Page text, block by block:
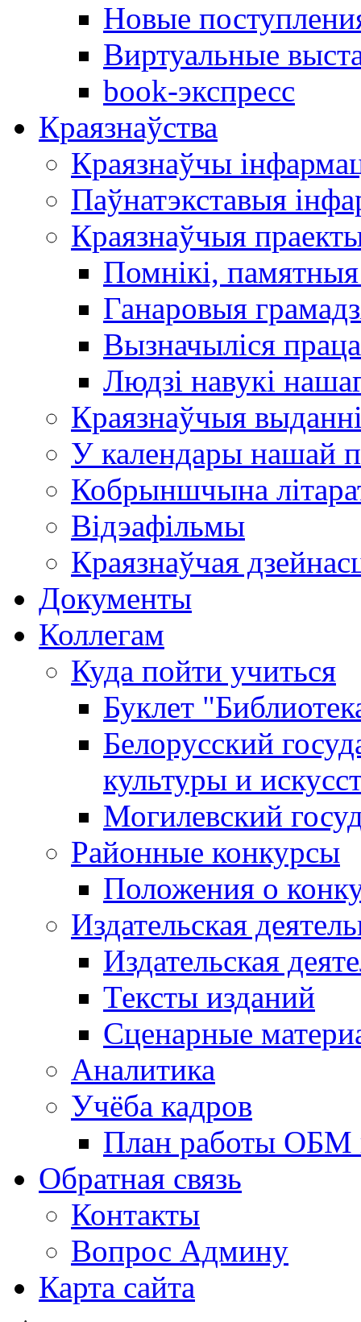
Новые
Виртуальные
book-экспресс
Краязнаўства
Краязнаўчы
Паўнатэкставыя
Краязнаўчыя
Помнікі,
Ганаровыя
Вызначыліся
Людзі навукі
Краязнаўчыя
У календары нашай
Кобрыншчына
Відэафільмы
Краязнаўчая
Документы
Коллегам
Куда пойти учиться
Буклет
Белорусский
культуры и
Могилевский
Районные конкурсы
Положения о
Издательская
Издательская
Тексты изданий
Сценарные
Аналитика
Учёба кадров
План работы ОБМ
Обратная связь
Контакты
Вопрос Админу
Карта сайта